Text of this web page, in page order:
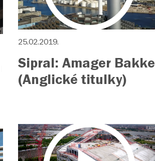
25.02.2019.
Sipral: Amager Bakke
(Anglické titulky)